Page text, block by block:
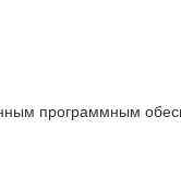
программным